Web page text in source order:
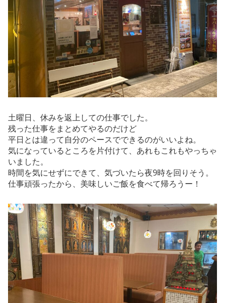
土曜日、休みを返上しての仕事でした。
残った仕事をまとめてやるのだけど
平日とは違って自分のペースでできるのがいいよね。
気になっているところを片付けて、あれもこれもやっちゃ
いました。
時間を気にせずにできて、気づいたら夜9時を回りそう。
仕事頑張ったから、美味しいご飯を食べて帰ろうー！